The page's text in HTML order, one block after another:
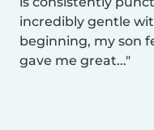
incredibly gentle
beginning, my son
gave me great...